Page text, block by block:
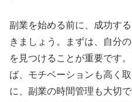
副業を始める前に、成功す
きましょう。まずは、自分
を見つけることが重要です
ば、モチベーションも高く
に、副業の時間管理も大切